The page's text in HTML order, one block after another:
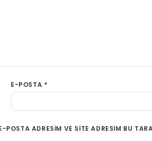
E-POSTA *
ADRESIM VE SITE ADRESIM BU